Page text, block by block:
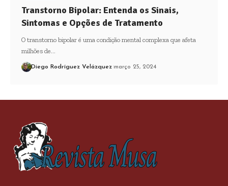
Transtorno Bipolar: Entenda os Sinais,
Sintomas e Opções de Tratamento
O transtorno bipolar é uma condição mental complexa que afeta
milhões de…
Diego Rodríguez Velázquez março 25, 2024